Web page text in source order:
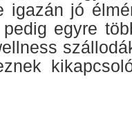
igazán jó
egyre